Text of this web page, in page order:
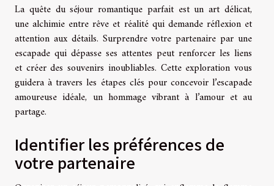
La quête du séjour romantique parfait est un art délicat,
une alchimie entre rêve et réalité qui demande réflexion et
attention aux détails. Surprendre votre partenaire par une
escapade qui dépasse ses attentes peut renforcer les liens
et créer des souvenirs inoubliables. Cette exploration vous
guidera à travers les étapes clés pour concevoir l’escapade
amoureuse idéale, un hommage vibrant à l’amour et au
partage.
Identifier les préférences de
votre partenaire